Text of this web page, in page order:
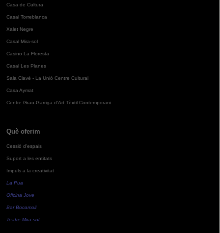
Casa de Cultura
Casal Torreblanca
Xalet Negre
Casal Mira-sol
Casino La Floresta
Casal Les Planes
Sala Clavé - La Unió Centre Cultural
Casa Aymat
Centre Grau-Garriga d'Art Tèxtil Contemporani
Què oferim
Cessió d'espais
Suport a les entitats
Impuls a la creativitat
La Pua
Oficina Jove
Bar Bocamoll
Teatre Mira-sol